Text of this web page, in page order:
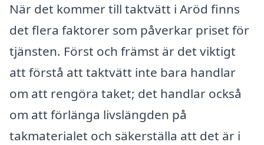
När det kommer till taktvätt i Aröd finns
det flera faktorer som påverkar priset för
tjänsten. Först och främst är det viktigt
att förstå att taktvätt inte bara handlar
om att rengöra taket; det handlar också
om att förlänga livslängden på
takmaterialet och säkerställa att det är i